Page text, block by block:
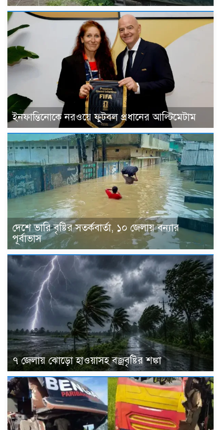
ইনফান্তিনোকে নরওয়ে ফুটবল প্রধানের আল্টিমেটাম
দেশে ভারি বৃষ্টির সতর্কবার্তা, ১০ জেলায় বন্যার
পূর্বাভাস
৭ জেলায় ঝোড়ো হাওয়াসহ বজ্রবৃষ্টির শঙ্কা